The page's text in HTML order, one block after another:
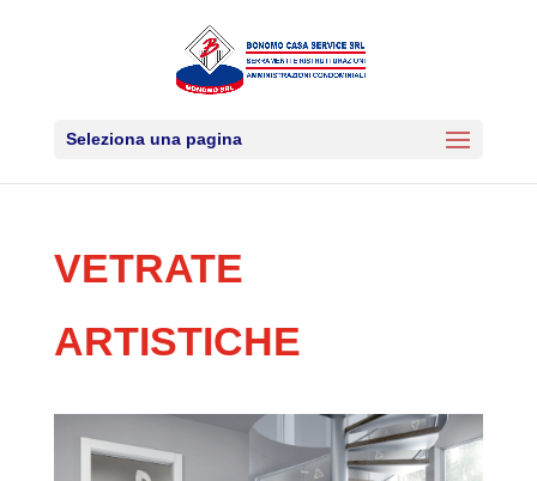
Seleziona una pagina
VETRATE
ARTISTICHE